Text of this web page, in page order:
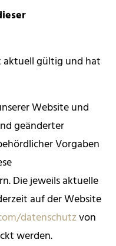
aktuell gültig und hat
Website und
geänderter
Vorgaben
Die jeweils aktuelle
auf der Website
datenschutzvon
werden.